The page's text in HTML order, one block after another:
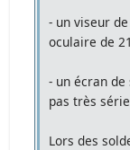
- un viseur
oculaire de
- un écran
pas très
Lors des